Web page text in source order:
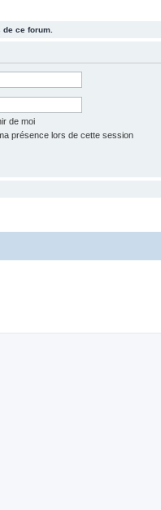
ce forum.
de moi
présence lors de cette session